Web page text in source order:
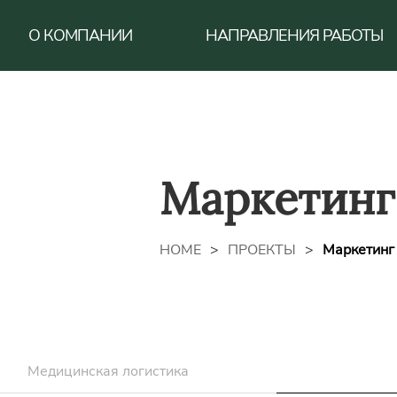
О КОМПАНИИ НАПРАВЛЕНИЯ РАБОТЫ
Маркетинг
HOME > ПРОЕКТЫ > Маркетинг
Медицинская логистика